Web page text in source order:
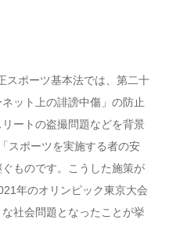
ポーツ基本法では、第二十
ット上の誹謗中傷」の防止
ートの盗撮問題などを背景
スポーツを実施する者の安
ものです。こうした施策が
年のオリンピック東京大会
社会問題となったことが挙